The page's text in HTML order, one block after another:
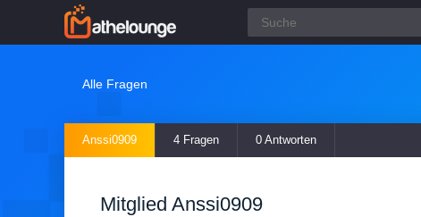
Alle Fragen
Anssi0909 4 Fragen 0 Antworten
Mitglied Anssi0909